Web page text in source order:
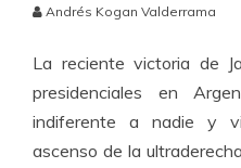
Andrés Kogan Valderrama
La reciente victoria de
presidenciales en
indiferente a nadie y
ascenso de la